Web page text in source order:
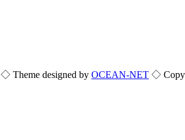
◇ Theme designed by OCEAN-NET ◇